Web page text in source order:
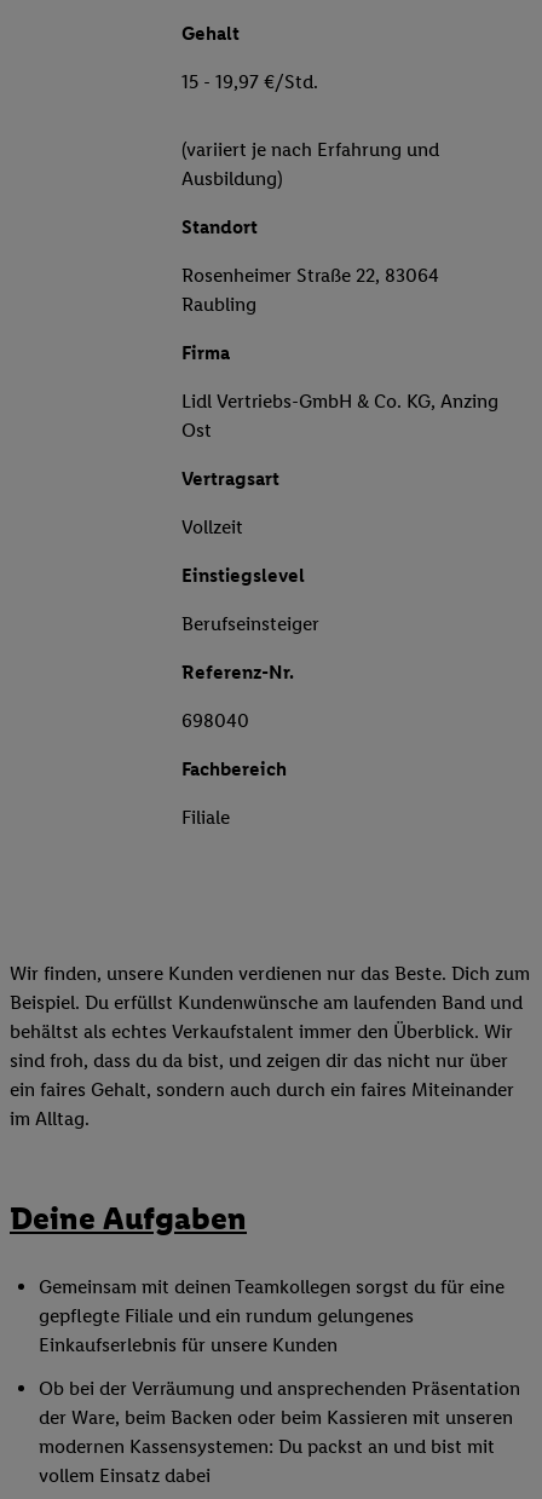
Gehalt
15 - 19,97 €/Std.
(variiert je nach Erfahrung und
Ausbildung)
Standort
Rosenheimer Straße 22, 83064
Raubling
Firma
Lidl Vertriebs-GmbH & Co. KG, Anzing
Ost
Vertragsart
Vollzeit
Einstiegslevel
Berufseinsteiger
Referenz-Nr.
698040
Fachbereich
Filiale
Wir finden, unsere Kunden verdienen nur das Beste. Dich zum
Beispiel. Du erfüllst Kundenwünsche am laufenden Band und
behältst als echtes Verkaufstalent immer den Überblick. Wir
sind froh, dass du da bist, und zeigen dir das nicht nur über
ein faires Gehalt, sondern auch durch ein faires Miteinander
im Alltag.
Deine Aufgaben
Gemeinsam mit deinen Teamkollegen sorgst du für eine
gepflegte Filiale und ein rundum gelungenes
Einkaufserlebnis für unsere Kunden
Ob bei der Verräumung und ansprechenden Präsentation
der Ware, beim Backen oder beim Kassieren mit unseren
modernen Kassensystemen: Du packst an und bist mit
vollem Einsatz dabei